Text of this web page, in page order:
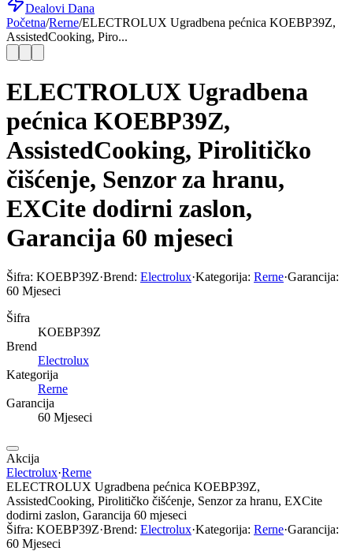
Dealovi Dana
Početna/Rerne/ELECTROLUX Ugradbena pećnica KOEBP39Z,
AssistedCooking, Piro...
ELECTROLUX Ugradbena
pećnica KOEBP39Z,
AssistedCooking, Pirolitičko
čišćenje, Senzor za hranu,
EXCite dodirni zaslon,
Garancija 60 mjeseci
Šifra: KOEBP39Z·Brend: Electrolux·Kategorija: Rerne·Garancija:
60 Mjeseci
Šifra
KOEBP39Z
Brend
Electrolux
Kategorija
Rerne
Garancija
60 Mjeseci
Akcija
Electrolux·Rerne
ELECTROLUX Ugradbena pećnica KOEBP39Z,
AssistedCooking, Pirolitičko čišćenje, Senzor za hranu, EXCite
dodirni zaslon, Garancija 60 mjeseci
Šifra: KOEBP39Z·Brend: Electrolux·Kategorija: Rerne·Garancija:
60 Mjeseci